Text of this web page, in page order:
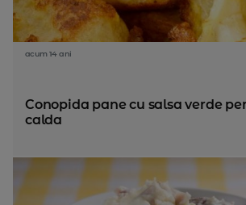
acum 14 ani
Conopida pane cu salsa verde
calda